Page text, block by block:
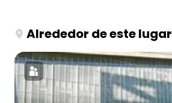
Alrededor de este lugar